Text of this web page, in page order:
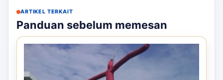
ARTIKEL TERKAIT
Panduan sebelum memesan